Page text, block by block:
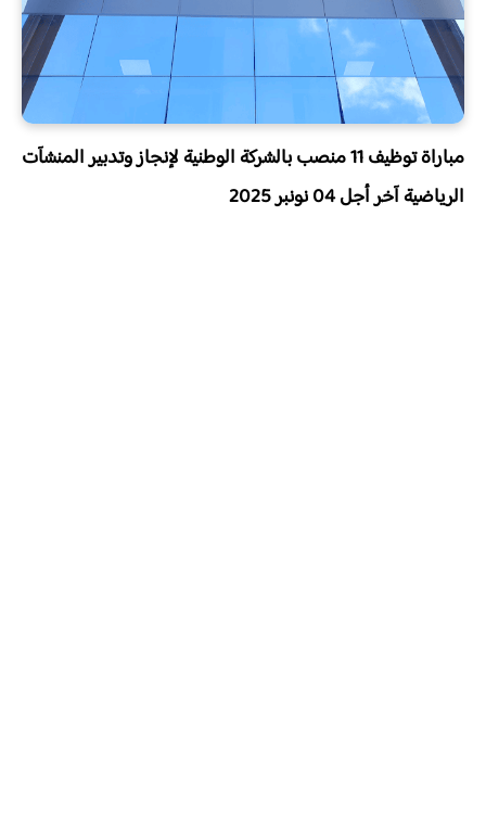
مباراة توظيف 11 منصب بالشركة الوطنية لإنجاز وتدبير المنشآت
الرياضية آخر أجل 04 نونبر 2025